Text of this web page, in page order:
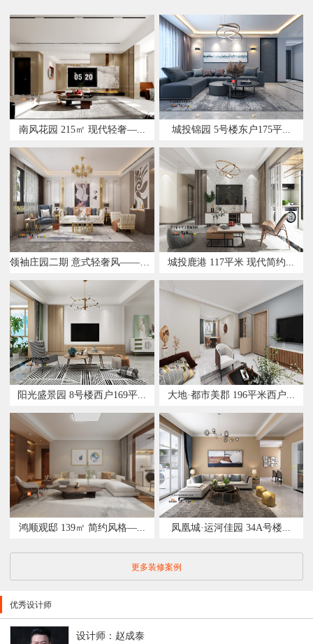
南风花园 215㎡ 现代轻奢—...
阳光盛景园 8号楼西户169平...
鸿顺观邸 139㎡ 简约风格—...
城投锦园 5号楼东户175平...
城投鹿港 117平米 现代简约...
大地·都市美郡 196平米西户...
凤凰城·运河佳园 34A号楼...
更多装修案例
优秀设计师
设计师：赵成泰